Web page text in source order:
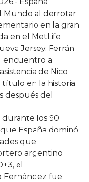
España
Mundo al derrotar
en la gran
en el MetLife
Jersey. Ferrán
encuentro al
de Nico
título en la historia
después del
durante los 90
España dominó
que
argentino
el
Fernández fue